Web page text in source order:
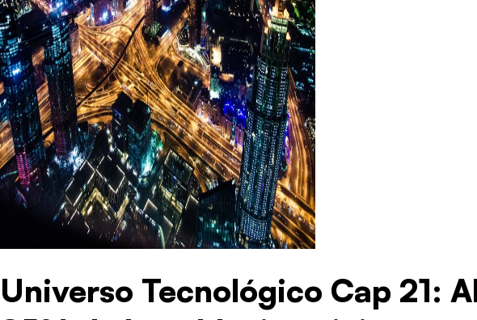
Universo Tecnológico Cap 21: